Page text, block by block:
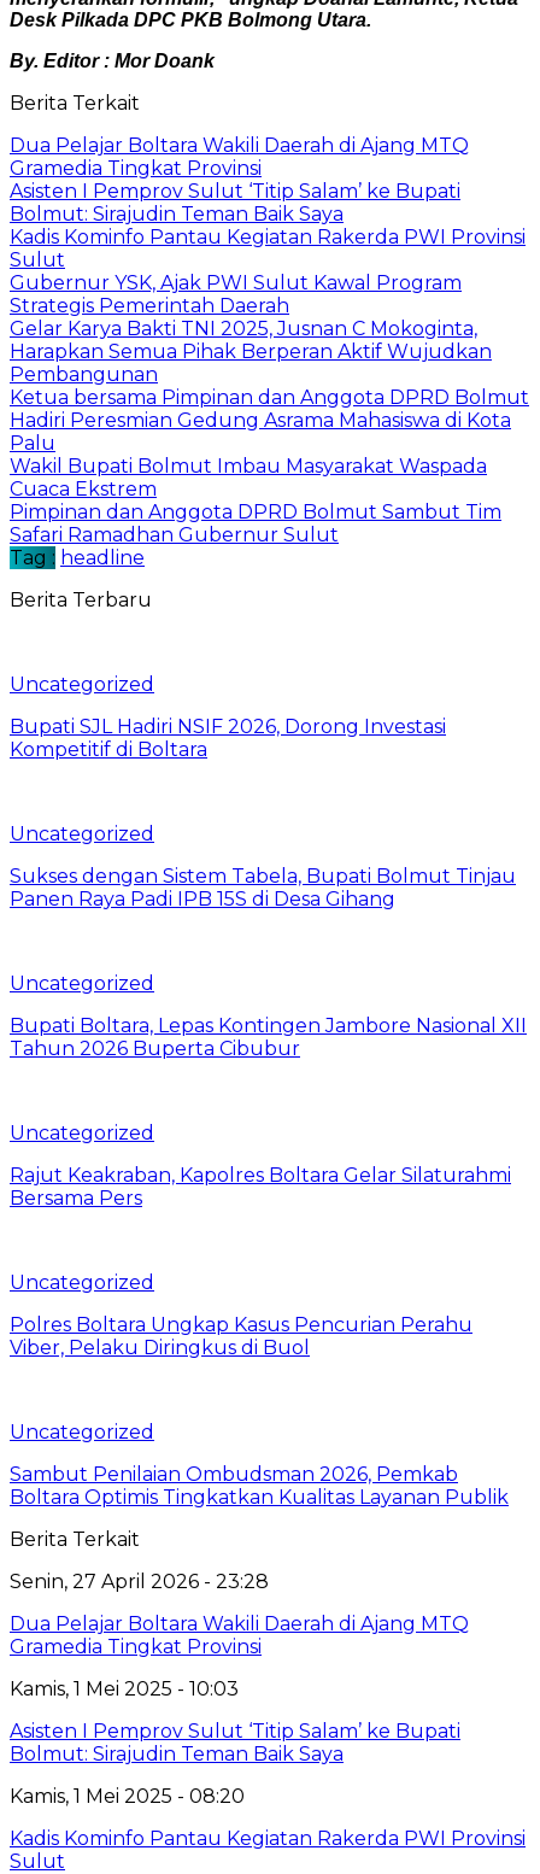
Desk Pilkada DPC PKB Bolmong Utara.
By. Editor : Mor Doank
Berita Terkait
Dua Pelajar Boltara Wakili Daerah di Ajang MTQ
Gramedia Tingkat Provinsi
Asisten I Pemprov Sulut ‘Titip Salam’ ke Bupati
Bolmut: Sirajudin Teman Baik Saya
Kadis Kominfo Pantau Kegiatan Rakerda PWI Provinsi
Sulut
Gubernur YSK, Ajak PWI Sulut Kawal Program
Strategis Pemerintah Daerah
Gelar Karya Bakti TNI 2025, Jusnan C Mokoginta,
Harapkan Semua Pihak Berperan Aktif Wujudkan
Pembangunan
Ketua bersama Pimpinan dan Anggota DPRD Bolmut
Hadiri Peresmian Gedung Asrama Mahasiswa di Kota
Palu
Wakil Bupati Bolmut Imbau Masyarakat Waspada
Cuaca Ekstrem
Pimpinan dan Anggota DPRD Bolmut Sambut Tim
Safari Ramadhan Gubernur Sulut
Tag : headline
Berita Terbaru
Uncategorized
Bupati SJL Hadiri NSIF 2026, Dorong Investasi
Kompetitif di Boltara
Uncategorized
Sukses dengan Sistem Tabela, Bupati Bolmut Tinjau
Panen Raya Padi IPB 15S di Desa Gihang
Uncategorized
Bupati Boltara, Lepas Kontingen Jambore Nasional XII
Tahun 2026 Buperta Cibubur
Uncategorized
Rajut Keakraban, Kapolres Boltara Gelar Silaturahmi
Bersama Pers
Uncategorized
Polres Boltara Ungkap Kasus Pencurian Perahu
Viber, Pelaku Diringkus di Buol
Uncategorized
Sambut Penilaian Ombudsman 2026, Pemkab
Boltara Optimis Tingkatkan Kualitas Layanan Publik
Berita Terkait
Senin, 27 April 2026 - 23:28
Dua Pelajar Boltara Wakili Daerah di Ajang MTQ
Gramedia Tingkat Provinsi
Kamis, 1 Mei 2025 - 10:03
Asisten I Pemprov Sulut ‘Titip Salam’ ke Bupati
Bolmut: Sirajudin Teman Baik Saya
Kamis, 1 Mei 2025 - 08:20
Kadis Kominfo Pantau Kegiatan Rakerda PWI Provinsi
Sulut